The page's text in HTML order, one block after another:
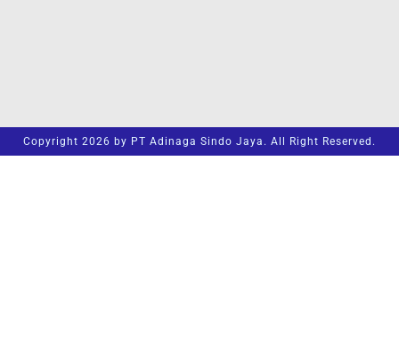
Copyright 2026 by PT Adinaga Sindo Jaya. All Right Reserved.